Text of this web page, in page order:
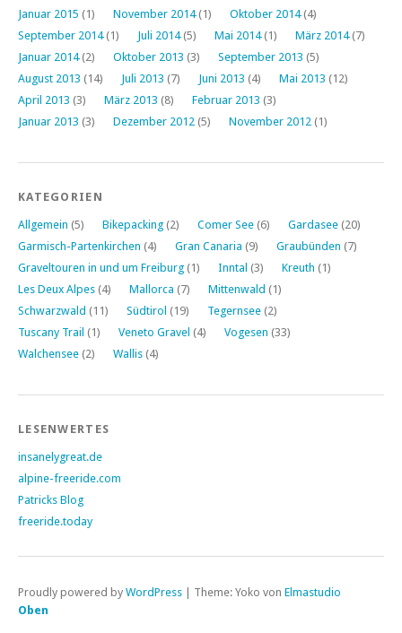
Januar 2015 (1) November 2014(1) Oktober 2014(4)
September 2014(1) Juli 2014(5) Mai 2014(1) März 2014(7)
Januar 2014(2) Oktober 2013 (3) September 2013 (5)
August 2013 (14) Juli 2013 (7) Juni 2013 (4) Mai 2013 (12)
April 2013 (3) März 2013 (8) Februar 2013 (3)
Januar 2013 (3) Dezember 2012 (5) November 2012 (1)
KATEGORIEN
Allgemein (5) Bikepacking (2) Comer See (6) Gardasee (20)
Garmisch-Partenkirchen (4) Gran Canaria (9) Graubünden (7)
Graveltouren in und um Freiburg (1) Inntal (3) Kreuth (1)
Les Deux Alpes (4) Mallorca (7) Mittenwald (1)
Schwarzwald (11) Südtirol (19) Tegernsee (2)
Tuscany Trail (1) Veneto Gravel (4) Vogesen (33)
Walchensee (2) Wallis (4)
LESENWERTES
insanelygreat.de
alpine-freeride.com
Patricks Blog
freeride.today
Proudly powered by WordPress Theme: Yoko von Elmastudio
Oben